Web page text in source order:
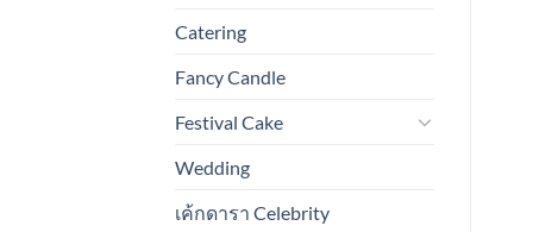
Catering
Fancy Candle
Festival Cake
Wedding
เค้กดารา Celebrity